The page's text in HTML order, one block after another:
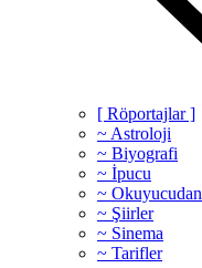
[ Röportajlar ]
~ Astroloji
~ Biyografi
~ İpucu
~ Okuyucudan
~ Şiirler
~ Sinema
~ Tarifler